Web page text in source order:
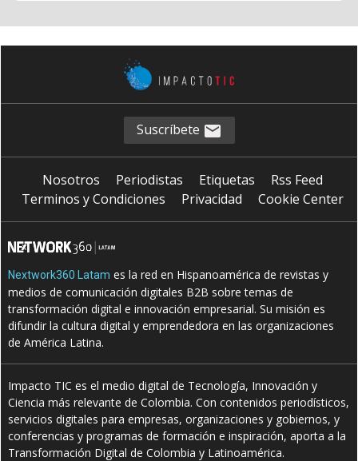
Suscríbete
Nosotros Periodistas Etiquetas
Rss Feed
Terminos y Condiciones
Privacidad Cookie Center
Nextwork360 Latam es la red en Hispanoamérica de revistas y
medios de comunicación digitales B2B sobre temas de
transformación digital e innovación empresarial. Su misión es
difundir la cultura digital y emprendedora en las organizaciones
de América Latina.
Impacto TIC es el medio digital de Tecnología, Innovación y
Ciencia más relevante de Colombia. Con contenidos periodísticos,
servicios digitales para empresas, organizaciones y gobiernos, y
conferencias y programas de formación e inspiración, aporta a la
Transformación Digital de Colombia y Latinoamérica.